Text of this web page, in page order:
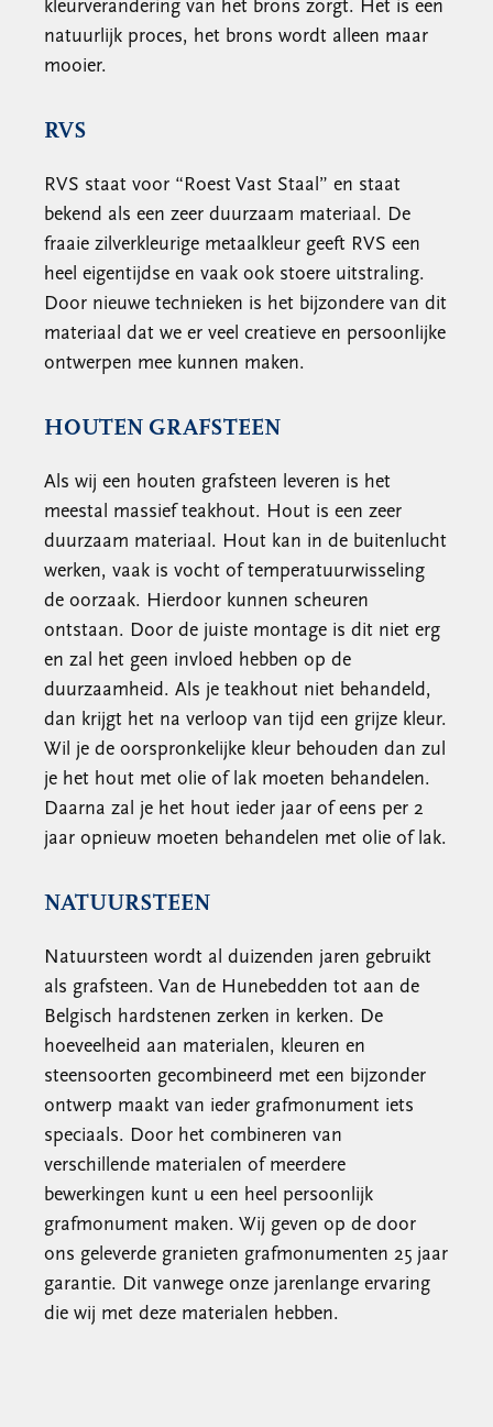
kleurverandering van het brons zorgt. Het is een
natuurlijk proces, het brons wordt alleen maar
mooier.
RVS
RVS staat voor “Roest Vast Staal” en staat
bekend als een zeer duurzaam materiaal. De
fraaie zilverkleurige metaalkleur geeft RVS een
heel eigentijdse en vaak ook stoere uitstraling.
Door nieuwe technieken is het bijzondere van dit
materiaal dat we er veel creatieve en persoonlijke
ontwerpen mee kunnen maken.
HOUTEN GRAFSTEEN
Als wij een houten grafsteen leveren is het
meestal massief teakhout. Hout is een zeer
duurzaam materiaal. Hout kan in de buitenlucht
werken, vaak is vocht of temperatuurwisseling
de oorzaak. Hierdoor kunnen scheuren
ontstaan. Door de juiste montage is dit niet erg
en zal het geen invloed hebben op de
duurzaamheid. Als je teakhout niet behandeld,
dan krijgt het na verloop van tijd een grijze kleur.
Wil je de oorspronkelijke kleur behouden dan zul
je het hout met olie of lak moeten behandelen.
Daarna zal je het hout ieder jaar of eens per 2
jaar opnieuw moeten behandelen met olie of lak.
NATUURSTEEN
Natuursteen wordt al duizenden jaren gebruikt
als grafsteen. Van de Hunebedden tot aan de
Belgisch hardstenen zerken in kerken. De
hoeveelheid aan materialen, kleuren en
steensoorten gecombineerd met een bijzonder
ontwerp maakt van ieder grafmonument iets
speciaals. Door het combineren van
verschillende materialen of meerdere
bewerkingen kunt u een heel persoonlijk
grafmonument maken. Wij geven op de door
ons geleverde granieten grafmonumenten 25 jaar
garantie. Dit vanwege onze jarenlange ervaring
die wij met deze materialen hebben.